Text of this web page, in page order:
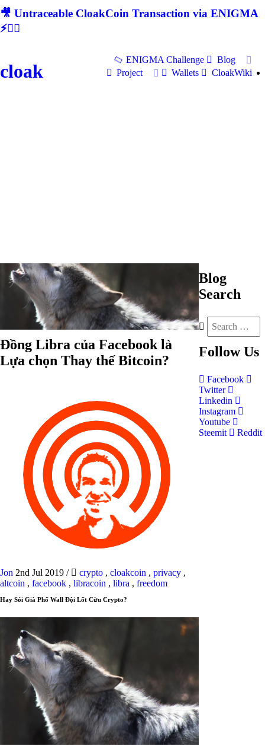
🎥 Untraceable CloakCoin Transaction via ENIGMA
⚡🕵‍♂
cloak
ENIGMA Challenge
Blog
Project
Wallets CloakWiki
Đồng Libra của Facebook là
Lựa chọn Thay thế Bitcoin?
Jon 2nd Jul 2019 / crypto , cloakcoin , privacy ,
altcoin , facebook , libracoin , libra , freedom
Hay Sói Già Phố Wall Đội Lốt Cừu Crypto?
Blog
Search
Follow Us
Facebook
Twitter
Linkedin
Instagram
Youtube
Steemit
Reddit